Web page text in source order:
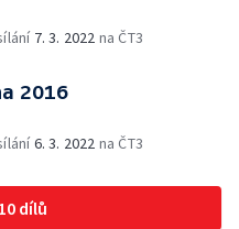
7. 3. 2022 na ČT3
2016
6. 3. 2022 na ČT3
dílů